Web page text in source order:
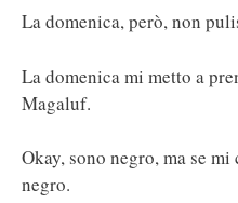
La domenica, però, non
La domenica mi metto a
Magaluf.
Okay, sono negro, ma se
negro.